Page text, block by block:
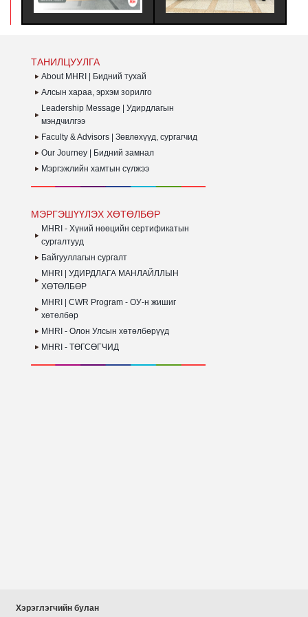
ЗОРИЛГООР ЗОХИОН
ТӨЛӨӨЛӨГЧӨӨР
ЗОХИОН
ТАНИЛЦУУЛГА
About MHRI | Бидний тухай
Алсын хараа, эрхэм зорилго
Leadership Message | Удирдлагын
мэндчилгээ
Faculty & Advisors | Зөвлөхүүд, сургагчид
Our Journey | Бидний замнал
Мэргэжлийн хамтын сүлжээ
МЭРГЭШҮҮЛЭХ ХӨТӨЛБӨР
MHRI - Хүний нөөцийн сертификатын
сургалтууд
Байгууллагын сургалт
MHRI | УДИРДЛАГА МАНЛАЙЛЛЫН
ХӨТӨЛБӨР
MHRI | CWR Program - ОУ-н жишиг
хөтөлбөр
MHRI - Олон Улсын хөтөлбөрүүд
MHRI - ТӨГСӨГЧИД
Хэрэглэгчийн булан